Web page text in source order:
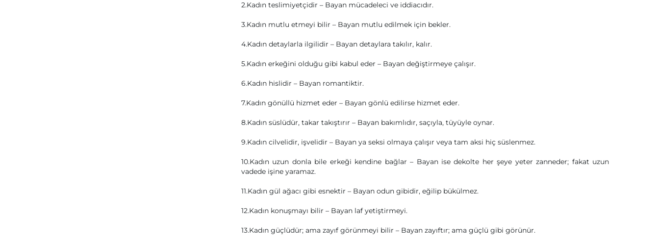
2.Kadın teslimiyetçidir – Bayan mücadeleci ve iddiacıdır.
3.Kadın mutlu etmeyi bilir – Bayan mutlu edilmek için bekler.
4.Kadın detaylarla ilgilidir – Bayan detaylara takılır, kalır.
5.Kadın erkeğini olduğu gibi kabul eder – Bayan değiştirmeye çalışır.
6.Kadın hislidir – Bayan romantiktir.
7.Kadın gönüllü hizmet eder – Bayan gönlü edilirse hizmet eder.
8.Kadın süslüdür, takar takıştırır – Bayan bakımlıdır, saçıyla, tüyüyle oynar.
9.Kadın cilvelidir, işvelidir – Bayan ya seksi olmaya çalışır veya tam aksi hiç süslenmez.
10.Kadın uzun donla bile erkeği kendine bağlar – Bayan ise dekolte her şeye yeter zanneder; fakat uzun
vadede işine yaramaz.
11.Kadın gül ağacı gibi esnektir – Bayan odun gibidir, eğilip bükülmez.
12.Kadın konuşmayı bilir – Bayan laf yetiştirmeyi.
13.Kadın güçlüdür; ama zayıf görünmeyi bilir – Bayan zayıftır; ama güçlü gibi görünür.